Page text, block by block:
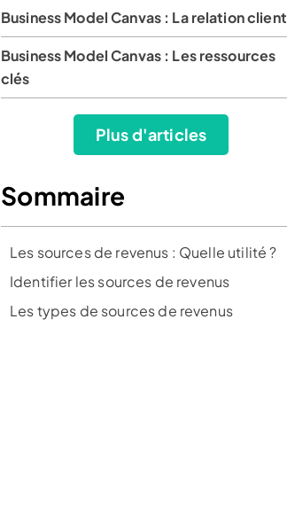
Business Model Canvas : La relation client
Business Model Canvas : Les ressources
clés
Plus d'articles
Sommaire
Les sources de revenus : Quelle utilité ?
Identifier les sources de revenus
Les types de sources de revenus